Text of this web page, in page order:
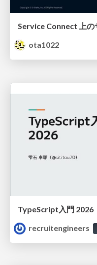
ota1022
TypeScript入門 2026
recruitengineers